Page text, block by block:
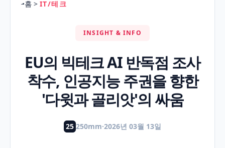
홈
의
학
홈 > IT/테크
INSIGHT & INFO
EU의 빅테크 AI 반독점 조사
착수, 인공지능 주권을 향한
'다윗과 골리앗'의 싸움
25 250mm·2026년 03월 13일